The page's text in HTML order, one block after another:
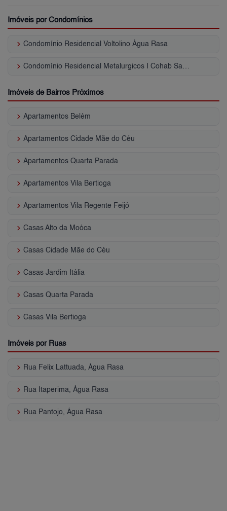
Imóveis por Condomínios
keyboard_arrow_right Condomínio Residencial Voltolino Água Rasa
keyboard_arrow_right Condomínio Residencial Metalurgicos I Cohab Santa Etelvina II
Imóveis de Bairros Próximos
keyboard_arrow_right Apartamentos Belém
keyboard_arrow_right Apartamentos Cidade Mãe do Céu
keyboard_arrow_right Apartamentos Quarta Parada
keyboard_arrow_right Apartamentos Vila Bertioga
keyboard_arrow_right Apartamentos Vila Regente Feijó
keyboard_arrow_right Casas Alto da Moóca
keyboard_arrow_right Casas Cidade Mãe do Céu
keyboard_arrow_right Casas Jardim Itália
keyboard_arrow_right Casas Quarta Parada
keyboard_arrow_right Casas Vila Bertioga
Imóveis por Ruas
keyboard_arrow_right Rua Felix Lattuada, Água Rasa
keyboard_arrow_right Rua Itaperima, Água Rasa
keyboard_arrow_right Rua Pantojo, Água Rasa